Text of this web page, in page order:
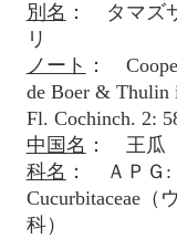
別名 ： タマズ
リ
ノート ：
de Boer & Thulin
Fl. Cochinch. 2:
中国名 ： 王瓜
科名 ： ＡＰＧ:
Cucurbitaceae
科）